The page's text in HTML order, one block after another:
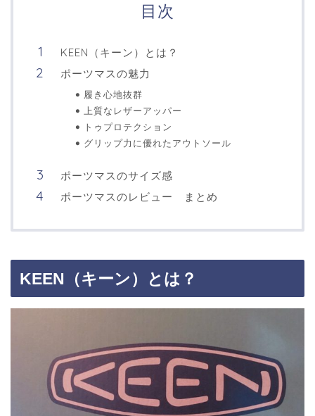
目次
KEEN（キーン）とは？
ポーツマスの魅力
履き心地抜群
上質なレザーアッパー
トゥプロテクション
グリップ力に優れたアウトソール
ポーツマスのサイズ感
ポーツマスのレビュー まとめ
KEEN（キーン）とは？